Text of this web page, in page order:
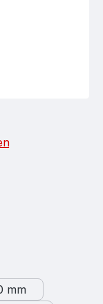
ist zurzeit nicht
mm